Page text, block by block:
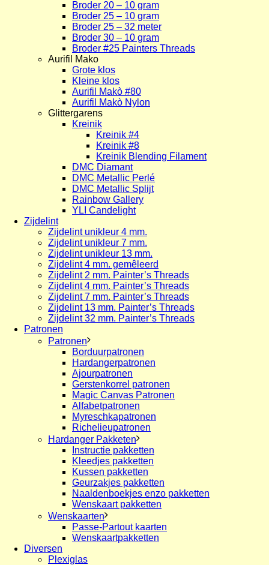
Broder 20 – 10 gram
Broder 25 – 10 gram
Broder 25 – 32 meter
Broder 30 – 10 gram
Broder #25 Painters Threads
Aurifil Mako
Grote klos
Kleine klos
Aurifil Makò #80
Aurifil Makò Nylon
Glittergarens
Kreinik
Kreinik #4
Kreinik #8
Kreinik Blending Filament
DMC Diamant
DMC Metallic Perlé
DMC Metallic Splijt
Rainbow Gallery
YLI Candelight
Zijdelint
Zijdelint unikleur 4 mm.
Zijdelint unikleur 7 mm.
Zijdelint unikleur 13 mm.
Zijdelint 4 mm. gemêleerd
Zijdelint 2 mm. Painter’s Threads
Zijdelint 4 mm. Painter’s Threads
Zijdelint 7 mm. Painter’s Threads
Zijdelint 13 mm. Painter’s Threads
Zijdelint 32 mm. Painter’s Threads
Patronen
Patronen
Borduurpatronen
Hardangerpatronen
Ajourpatronen
Gerstenkorrel patronen
Magic Canvas Patronen
Alfabetpatronen
Myreschkapatronen
Richelieupatronen
Hardanger Pakketen
Instructie pakketten
Kleedjes pakketten
Kussen pakketten
Geurzakjes pakketten
Naaldenboekjes enzo pakketten
Wenskaart pakketten
Wenskaarten
Passe-Partout kaarten
Wenskaartpakketten
Diversen
Plexiglas